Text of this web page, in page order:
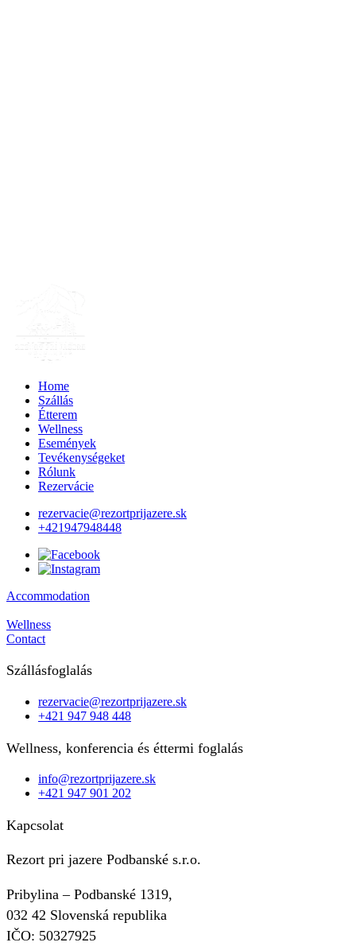
Home
Szállás
Étterem
Wellness
Események
Tevékenységeket
Rólunk
Rezervácie
rezervacie@rezortprijazere.sk
+421947948448
Accommodation
Wellness
Contact
Szállásfoglalás
rezervacie@rezortprijazere.sk
+421 947 948 448
Wellness, konferencia és éttermi foglalás
info@rezortprijazere.sk
+421 947 901 202
Kapcsolat
Rezort pri jazere Podbanské s.r.o.
Pribylina – Podbanské 1319,
032 42 Slovenská republika
IČO: 50327925